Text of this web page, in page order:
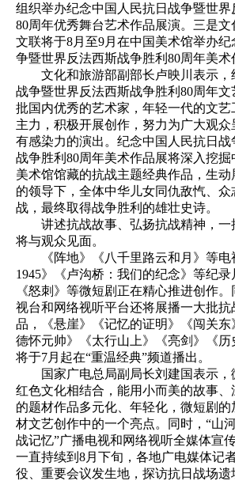
组织举办纪念中国人民抗日战争暨世界
80周年优秀舞台艺术作品展演。三是文
文联将于8月至9月在中国美术馆举办
争暨世界反法西斯战争胜利80周年美术
文化和旅游部副部长卢映川表示，
战争暨世界反法西斯战争胜利80周年
批国内优秀的艺术家，年轻一代的文艺
主力，积极开展创作，努力为广大观众
有感染力的演出。纪念中国人民抗日
战争胜利80周年美术作品展将深入挖
美术馆馆藏的抗战主题经典作品，生
的领导下，全体中华儿女同仇敌忾、众
战，最终取得战争胜利的雄壮史诗。
讲述抗战故事、弘扬抗战精神，一
将与观众见面。
《阵地》《八千里路云和月》等电
1945》《卢沟桥：我们的纪念》等纪录
《怒刺》等微短剧正在精心推进创作
视台和网络视听平台还将展播一大批
品，《悬崖》《记忆的证明》《闯关
德怀元帅》《太行山上》《亮剑》《历
将于7月起在“重温经典”频道播出。
国家广电总局副局长刘建国表示，
红色文化相结合，能用小而美的故事
的题材作品多元化、年轻化，微短剧
材文艺创作中的一个亮点。同时，“
战记忆”广播电视和网络视听全媒体宣
一直持续到8月下旬，各地广电媒体记
役、重要会议发生地，探访抗日战场